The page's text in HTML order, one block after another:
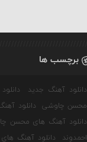
برچسب ها
دانلود آهنگ جدید
محسن چاوشی
دانلود
دانلود آهنگ های محسن
احمدوند
دانلود آهنگ